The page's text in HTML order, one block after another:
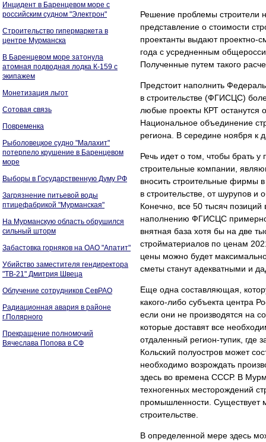
Инцидент в Баренцевом море с
российским судном "Электрон"
Строительство гипермаркета в
центре Мурманска
В Баренцевом море затонула
атомная подводная лодка К-159 с
экипажем
Монетизация льгот
Сотовая связь
Повременка
Рыболовецкое судно "Малахит"
потерпело крушение в Баренцевом
море
Выборы в Государственную Думу РФ
Загрязнение питьевой воды
птицефабрикой "Мурманская"
На Мурманскую область обрушился
сильный шторм
Забастовка горняков на ОАО "Апатит"
Убийство заместителя гендиректора
"ТВ-21" Дмитрия Швеца
Облучение сотрудников СевРАО
Радиационная авария в районе
г.Полярного
Прекращение полномочий
Вячеслава Попова в СФ
Решение проблемы строители
представление о стоимости
проектанты выдают проектно-
года с усредненным
Полученные путем такого
Предстоит наполнить
в строительстве (ФГИСЦС)
любые проекты КРТ останутся
Национальное объединение
региона. В середине ноября
Речь идет о том, чтобы брать
строительные компании,
вносить строительные фирмы
в строительстве, от шурупов и
Конечно, все 50 тысяч
наполнению ФГИСЦС примерно
внятная база хотя бы на две
стройматериалов по ценам
цены можно будет
сметы станут адекватными и
Еще одна составляющая,
какого-либо субъекта центра
если они не производятся на
которые доставят все
отдаленный регион-тупик, где
Кольский полуостров может
необходимо возрождать
здесь во времена СССР. В
техногенных месторождений
промышленности. Существует
строительстве.
В определенной мере здесь